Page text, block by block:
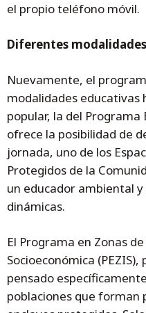
el propio teléfono móvil.
Diferentes modalidades
Nuevamente, el
modalidades educativas
popular, la del Programa
ofrece la posibilidad de
jornada, uno de los
Protegidos de la
un educador ambiental
dinámicas.
El Programa en Zonas
Socioeconómica
pensado
poblaciones que forman